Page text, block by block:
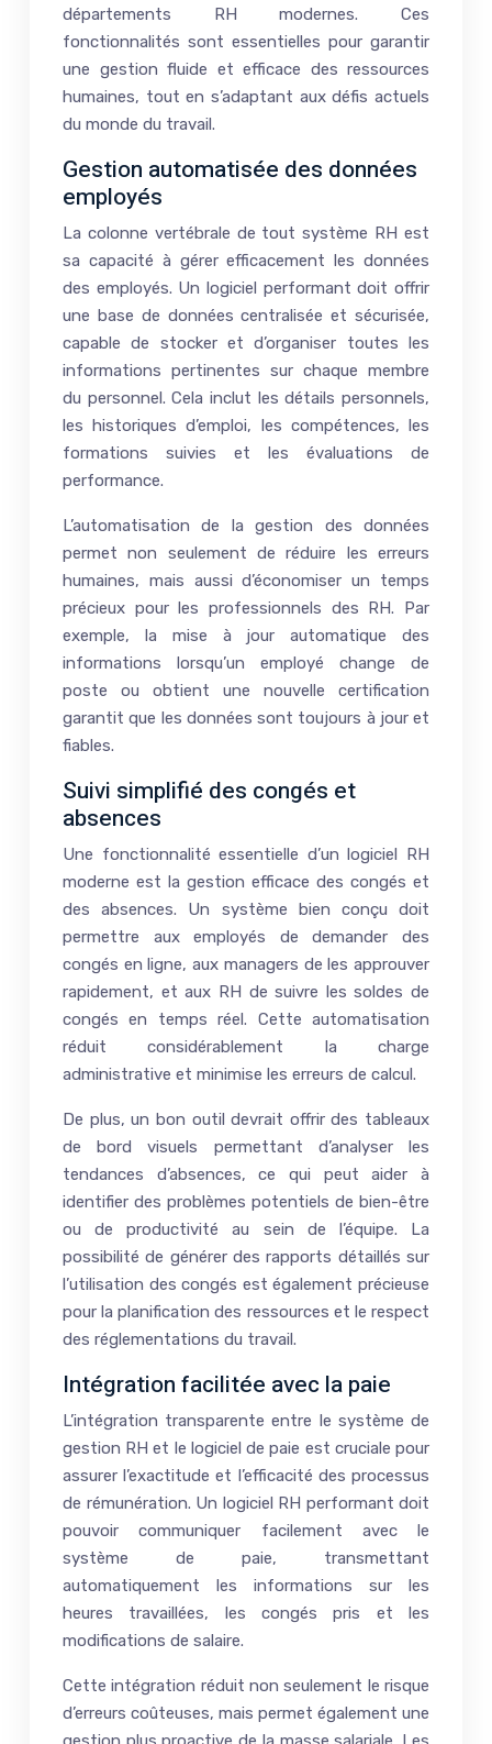
départements RH modernes. Ces
fonctionnalités sont essentielles pour garantir
une gestion fluide et efficace des ressources
humaines, tout en s’adaptant aux défis actuels
du monde du travail.
Gestion automatisée des données
employés
La colonne vertébrale de tout système RH est
sa capacité à gérer efficacement les données
des employés. Un logiciel performant doit offrir
une base de données centralisée et sécurisée,
capable de stocker et d’organiser toutes les
informations pertinentes sur chaque membre
du personnel. Cela inclut les détails personnels,
les historiques d’emploi, les compétences, les
formations suivies et les évaluations de
performance.
L’automatisation de la gestion des données
permet non seulement de réduire les erreurs
humaines, mais aussi d’économiser un temps
précieux pour les professionnels des RH. Par
exemple, la mise à jour automatique des
informations lorsqu’un employé change de
poste ou obtient une nouvelle certification
garantit que les données sont toujours à jour et
fiables.
Suivi simplifié des congés et
absences
Une fonctionnalité essentielle d’un logiciel RH
moderne est la gestion efficace des congés et
des absences. Un système bien conçu doit
permettre aux employés de demander des
congés en ligne, aux managers de les approuver
rapidement, et aux RH de suivre les soldes de
congés en temps réel. Cette automatisation
réduit considérablement la charge
administrative et minimise les erreurs de calcul.
De plus, un bon outil devrait offrir des tableaux
de bord visuels permettant d’analyser les
tendances d’absences, ce qui peut aider à
identifier des problèmes potentiels de bien-être
ou de productivité au sein de l’équipe. La
possibilité de générer des rapports détaillés sur
l’utilisation des congés est également précieuse
pour la planification des ressources et le respect
des réglementations du travail.
Intégration facilitée avec la paie
L’intégration transparente entre le système de
gestion RH et le logiciel de paie est cruciale pour
assurer l’exactitude et l’efficacité des processus
de rémunération. Un logiciel RH performant doit
pouvoir communiquer facilement avec le
système de paie, transmettant
automatiquement les informations sur les
heures travaillées, les congés pris et les
modifications de salaire.
Cette intégration réduit non seulement le risque
d’erreurs coûteuses, mais permet également une